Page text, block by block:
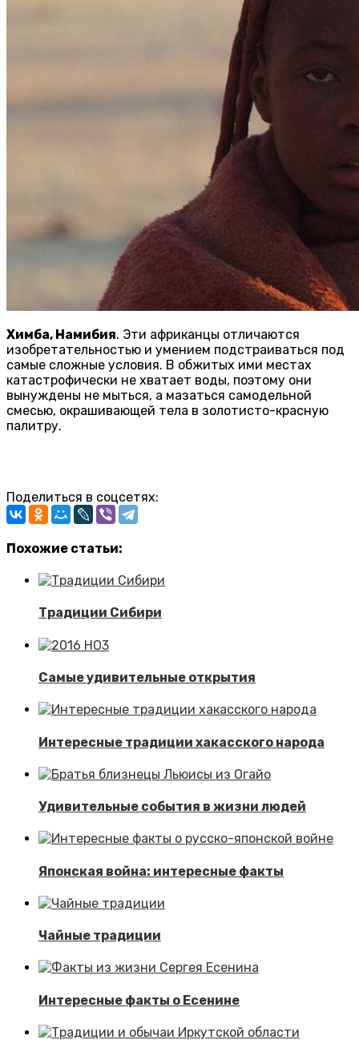
Химба, Намибия. Эти африканцы отличаются
изобретательностью и умением подстраиваться под
самые сложные условия. В обжитых ими местах
катастрофически не хватает воды, поэтому они
вынуждены не мыться, а мазаться самодельной
смесью, окрашивающей тела в золотисто-красную
палитру.
Поделиться в соцсетях:
Похожие статьи:
Традиции Сибири
Самые удивительные открытия
Интересные традиции хакасского народа
Удивительные события в жизни людей
Японская война: интересные факты
Чайные традиции
Интересные факты о Есенине